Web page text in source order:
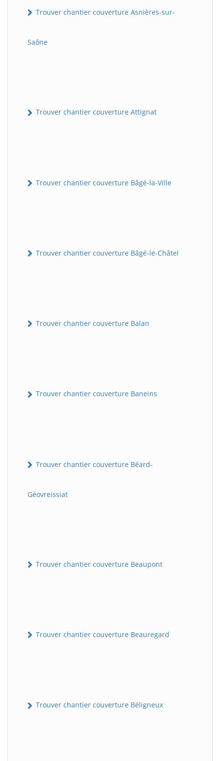
Trouver chantier couverture Asnières-sur-
Saône
Trouver chantier couverture Attignat
Trouver chantier couverture Bâgé-la-Ville
Trouver chantier couverture Bâgé-le-Châtel
Trouver chantier couverture Balan
Trouver chantier couverture Baneins
Trouver chantier couverture Béard-
Géovreissiat
Trouver chantier couverture Beaupont
Trouver chantier couverture Beauregard
Trouver chantier couverture Béligneux